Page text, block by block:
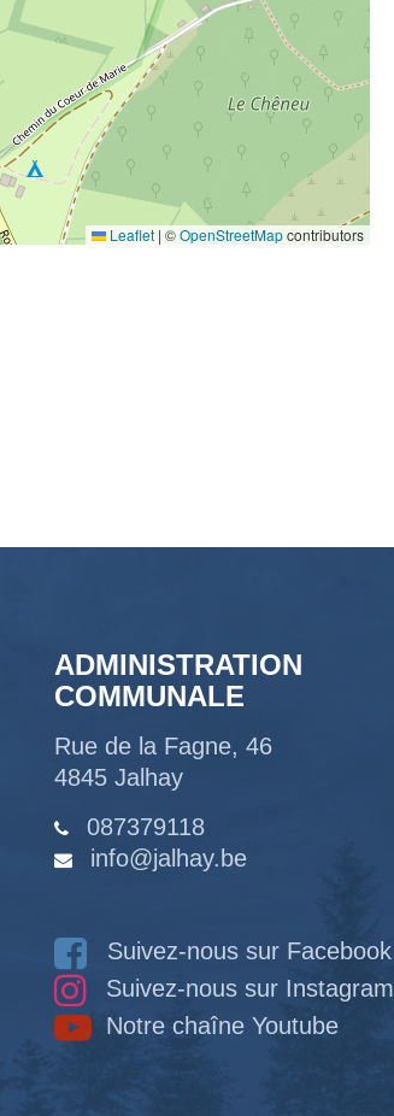
Leaflet | ©OpenStreetMapcontributors
ADMINISTRATION
COMMUNALE
Rue de la Fagne, 46
4845 Jalhay
087379118
info@jalhay.be
Suivez-nous sur Facebook
Suivez-nous sur Instagram
Notre chaîne Youtube